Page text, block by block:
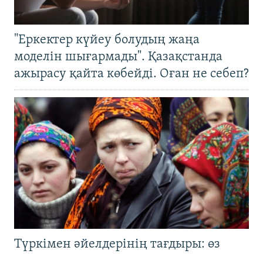
"Еркектер күйеу болудың жаңа
моделін шығармады". Қазақстанда
ажырасу қайта көбейді. Оған не себеп?
Түркімен әйелдерінің тағдыры: өз